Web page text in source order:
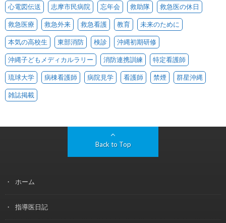
心電図伝送 志摩市民病院 忘年会 救助隊 救急医の休日
救急医療 救急外来 救急看護 教育 未来のために
本気の高校生 東部消防 検診 沖縄初期研修
沖縄子どもメディカルラリー 消防連携訓練 特定看護師
琉球大学 病棟看護師 病院見学 看護師 禁煙 群星沖縄
雑誌掲載
Back to Top
ホーム
指導医日記